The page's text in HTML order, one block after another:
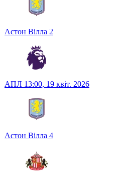
Астон Вілла 2
АПЛ 13:00, 19 квіт. 2026
Астон Вілла 4